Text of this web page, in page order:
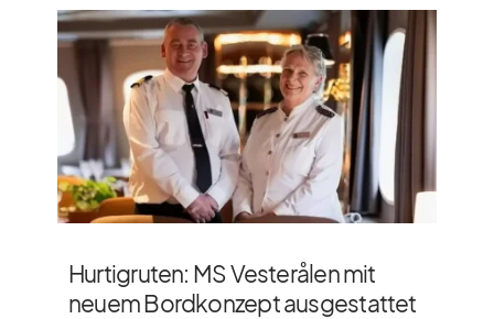
Hurtigruten: MS Vesterålen mit
neuem Bordkonzept ausgestattet